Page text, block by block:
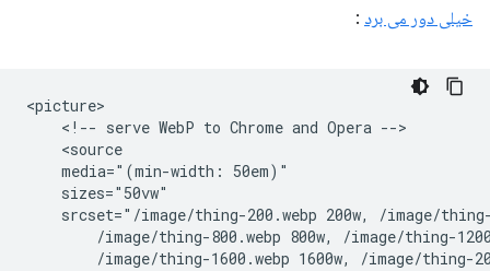
خیلی دور می برد :
<picture>
    <!-- serve WebP to Chrome and Opera -->
    <source
    media="(min-width: 50em)"
    sizes="50vw"
srcset="/image/thing-200.webp 200w, /image/
/image/thing-800.webp 800w, /image/thing-
/image/thing-1600.webp 1600w, /image/thing-